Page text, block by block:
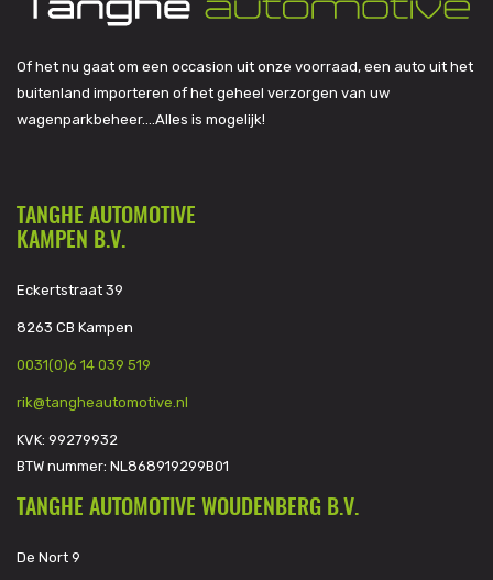
Of het nu gaat om een occasion uit onze voorraad, een auto uit het
buitenland importeren of het geheel verzorgen van uw
wagenparkbeheer….Alles is mogelijk!
TANGHE AUTOMOTIVE
KAMPEN B.V.
Eckertstraat 39
8263 CB Kampen
0031(0)6 14 039 519
rik@tangheautomotive.nl
KVK: 99279932
BTW nummer: NL868919299B01
TANGHE AUTOMOTIVE WOUDENBERG B.V.
De Nort 9